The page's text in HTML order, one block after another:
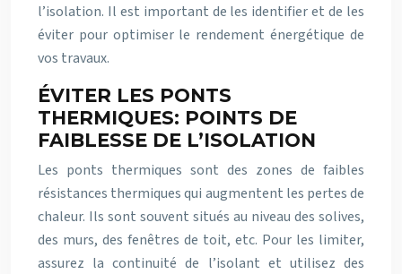
l’isolation. Il est important de les identifier et de les
éviter pour optimiser le rendement énergétique de
vos travaux.
ÉVITER LES PONTS
THERMIQUES: POINTS DE
FAIBLESSE DE L’ISOLATION
Les ponts thermiques sont des zones de faibles
résistances thermiques qui augmentent les pertes de
chaleur. Ils sont souvent situés au niveau des solives,
des murs, des fenêtres de toit, etc. Pour les limiter,
assurez la continuité de l’isolant et utilisez des